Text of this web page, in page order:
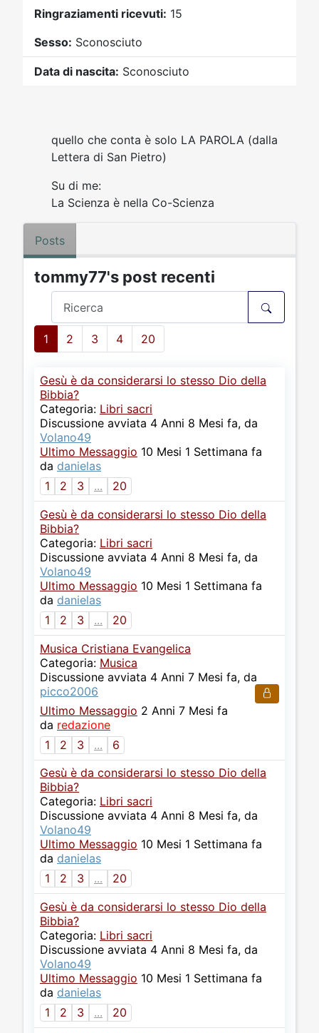
Ringraziamenti ricevuti: 15
Sesso: Sconosciuto
Data di nascita: Sconosciuto
quello che conta è solo LA PAROLA (dalla
Lettera di San Pietro)
Su di me:
La Scienza è nella Co-Scienza
Posts
tommy77's post recenti
1 2 3 4 20
Gesù è da considerarsi lo stesso Dio della
Bibbia?
Categoria: Libri sacri
Discussione avviata 4 Anni 8 Mesi fa, da
Volano49
Ultimo Messaggio 10 Mesi 1 Settimana fa
da danielas
1
2 3 ...
20
Gesù è da considerarsi lo stesso Dio della
Bibbia?
Categoria: Libri sacri
Discussione avviata 4 Anni 8 Mesi fa, da
Volano49
Ultimo Messaggio 10 Mesi 1 Settimana fa
da danielas
1
2 3 ...
20
Musica Cristiana Evangelica
Categoria: Musica
Discussione avviata 4 Anni 7 Mesi fa, da
picco2006
Ultimo Messaggio 2 Anni 7 Mesi fa
da redazione
1
2 3 ...
6
Gesù è da considerarsi lo stesso Dio della
Bibbia?
Categoria: Libri sacri
Discussione avviata 4 Anni 8 Mesi fa, da
Volano49
Ultimo Messaggio 10 Mesi 1 Settimana fa
da danielas
1
2 3 ...
20
Gesù è da considerarsi lo stesso Dio della
Bibbia?
Categoria: Libri sacri
Discussione avviata 4 Anni 8 Mesi fa, da
Volano49
Ultimo Messaggio 10 Mesi 1 Settimana fa
da danielas
1
2 3 ...
20